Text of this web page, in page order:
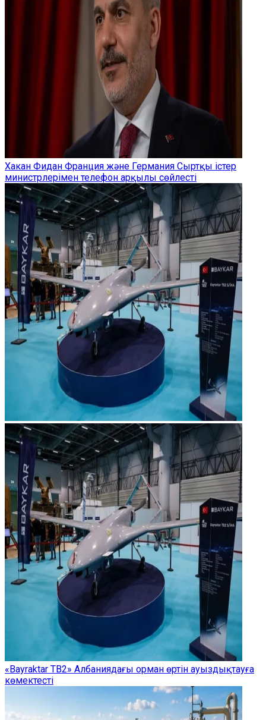
Хакан Фидан Франция және Германия Сыртқы істер
министрлерімен телефон арқылы сөйлесті
«Bayraktar TB2» Албаниядағы орман өртін ауыздықтауға
көмектесті